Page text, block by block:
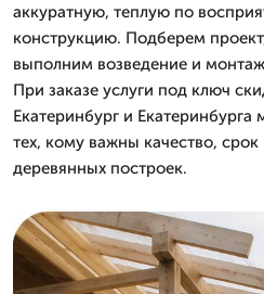
аккуратную, теплую по
конструкцию. Подберем
выполним возведение и
При заказе услуги под ключ
Екатеринбург и
тех, кому важны качество, срок
деревянных построек.